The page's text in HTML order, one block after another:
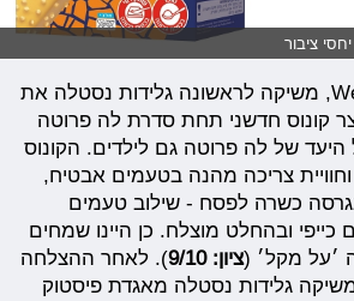
ציבור
קונוס חדשני תחת סדרת לה פרוטה
של לה פרוטה גם לילדים. הקונוס
צריכה מהנה בטעמים אבטיח,
בגרסה כשרה לפסח - שילוב טעמים
ובהחלט מוצלח. כן היינו שמחים
׳על מקל׳ (ציון: 9/10
). לאחר ההצלחה
גלידות נסטלה מאגדת פיסטוק